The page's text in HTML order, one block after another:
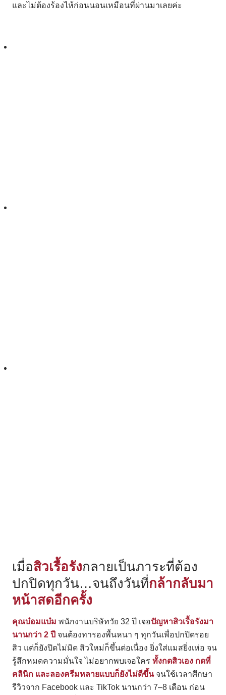
Search
และไม่ต้องร้องไห้ก่อนนอนเหมือนที่ผ่านมาเลยค่ะ
เมื่อสิวเรื้อรังกลายเป็นภาระที่ต้อง
ปกปิดทุกวัน…จนถึงวันที่กล้ากลับมา
หน้าสดอีกครั้ง
คุณบ๋อมแบ๋ม พนักงานบริษัทวัย 32 ปี เจอปัญหาสิวเรื้อรังมา
นานกว่า 2 ปี จนต้องทารองพื้นหนา ๆ ทุกวันเพื่อปกปิดรอย
สิว แต่ก็ยังปิดไม่มิด สิวใหม่ก็ขึ้นต่อเนื่อง ยิ่งใส่แมสยิ่งเห่อ จน
รู้สึกหมดความมั่นใจ ไม่อยากพบเจอใคร ทั้งกดสิวเอง กดที่
คลินิก และลองครีมหลายแบบก็ยังไม่ดีขึ้นจนใช้เวลาศึกษา
รีวิวจาก Facebook และ TikTok นานกว่า 7–8 เดือน ก่อน